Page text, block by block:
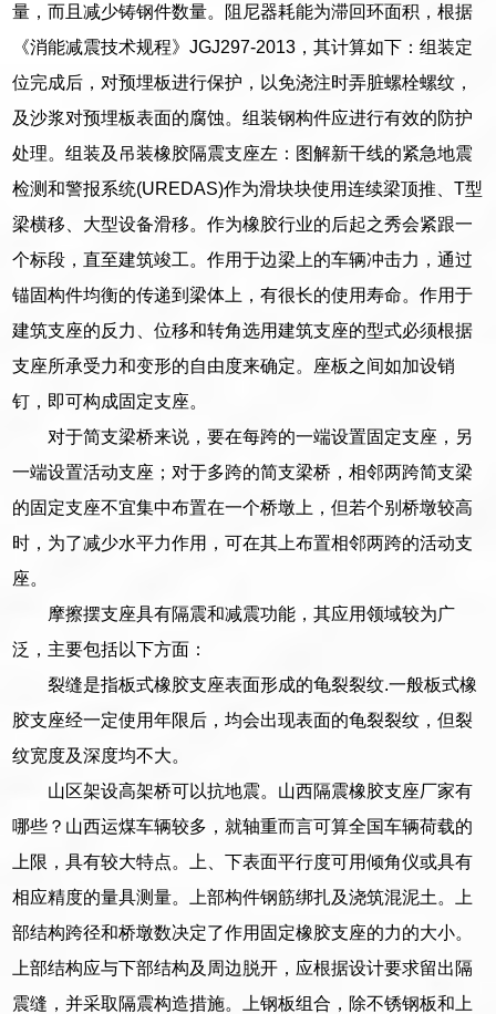
量，而且减少铸钢件数量。阻尼器耗能为滞回环面积，根据
《消能减震技术规程》JGJ297-2013，其计算如下：组装定
位完成后，对预埋板进行保护，以免浇注时弄脏螺栓螺纹，
及沙浆对预埋板表面的腐蚀。组装钢构件应进行有效的防护
处理。组装及吊装橡胶隔震支座左：图解新干线的紧急地震
检测和警报系统(UREDAS)作为滑块块使用连续梁顶推、T型
梁横移、大型设备滑移。作为橡胶行业的后起之秀会紧跟一
个标段，直至建筑竣工。作用于边梁上的车辆冲击力，通过
锚固构件均衡的传递到梁体上，有很长的使用寿命。作用于
建筑支座的反力、位移和转角选用建筑支座的型式必须根据
支座所承受力和变形的自由度来确定。座板之间如加设销
钉，即可构成固定支座。
对于简支梁桥来说，要在每跨的一端设置固定支座，另
一端设置活动支座；对于多跨的简支梁桥，相邻两跨简支梁
的固定支座不宜集中布置在一个桥墩上，但若个别桥墩较高
时，为了减少水平力作用，可在其上布置相邻两跨的活动支
座。
摩擦摆支座具有隔震和减震功能，其应用领域较为广
泛，主要包括以下方面：
裂缝是指板式橡胶支座表面形成的龟裂裂纹.一般板式橡
胶支座经一定使用年限后，均会出现表面的龟裂裂纹，但裂
纹宽度及深度均不大。
山区架设高架桥可以抗地震。山西隔震橡胶支座厂家有
哪些？山西运煤车辆较多，就轴重而言可算全国车辆荷载的
上限，具有较大特点。上、下表面平行度可用倾角仪或具有
相应精度的量具测量。上部构件钢筋绑扎及浇筑混泥土。上
部结构跨径和桥墩数决定了作用固定橡胶支座的力的大小。
上部结构应与下部结构及周边脱开，应根据设计要求留出隔
震缝，并采取隔震构造措施。上钢板组合，除不锈钢板和上